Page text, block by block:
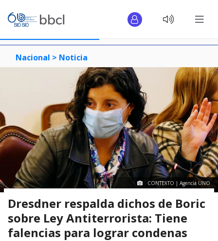
Nacional > Noticia
CONTEXTO | Agencia UNO
Dresdner respalda dichos de Boric
sobre Ley Antiterrorista: Tiene
falencias para lograr condenas